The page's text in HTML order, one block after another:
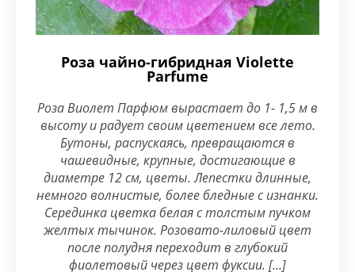
Роза чайно-гибридная Violette
Parfume
Роза Виолет Парфюм вырастает до 1- 1,5 м в
высоту и радует своим цветением все лето.
Бутоны, распускаясь, превращаются в
чашевидные, крупные, достигающие в
диаметре 12 см, цветы. Лепестки длинные,
немного волнистые, более бледные с изнанки.
Серединка цветка белая с толстым пучком
желтых тычинок. Розовато-лиловый цвет
после полудня переходит в глубокий
фиолетовый через цвет фуксии. […]